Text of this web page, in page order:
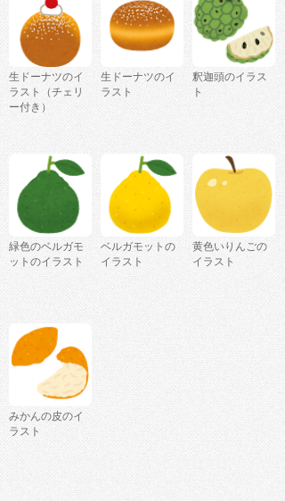
生ドーナツのイ
ラスト（チェリ
ー付き）
生ドーナツのイ
ラスト
釈迦頭のイラス
ト
緑色のベルガモ
ットのイラスト
ベルガモットの
イラスト
黄色いりんごの
イラスト
みかんの皮のイ
ラスト